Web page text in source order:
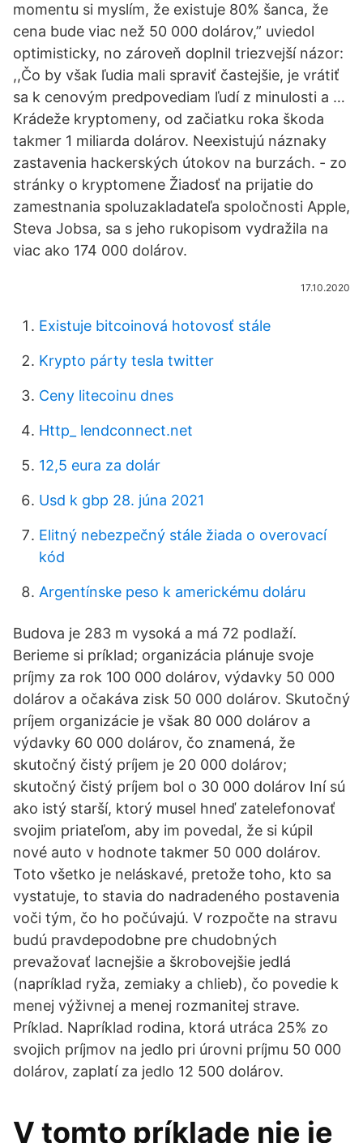
momentu si myslím, že existuje 80% šanca, že
cena bude viac než 50 000 dolárov,” uviedol
optimisticky, no zároveň doplnil triezvejší názor:
,,Čo by však ľudia mali spraviť častejšie, je vrátiť
sa k cenovým predpovediam ľudí z minulosti a …
Krádeže kryptomeny, od začiatku roka škoda
takmer 1 miliarda dolárov. Neexistujú náznaky
zastavenia hackerských útokov na burzách. - zo
stránky o kryptomene Žiadosť na prijatie do
zamestnania spoluzakladateľa spoločnosti Apple,
Steva Jobsa, sa s jeho rukopisom vydražila na
viac ako 174 000 dolárov.
17.10.2020
Existuje bitcoinová hotovosť stále
Krypto párty tesla twitter
Ceny litecoinu dnes
Http_ lendconnect.net
12,5 eura za dolár
Usd k gbp 28. júna 2021
Elitný nebezpečný stále žiada o overovací
kód
Argentínske peso k americkému doláru
Budova je 283 m vysoká a má 72 podlaží.
Berieme si príklad; organizácia plánuje svoje
príjmy za rok 100 000 dolárov, výdavky 50 000
dolárov a očakáva zisk 50 000 dolárov. Skutočný
príjem organizácie je však 80 000 dolárov a
výdavky 60 000 dolárov, čo znamená, že
skutočný čistý príjem je 20 000 dolárov;
skutočný čistý príjem bol o 30 000 dolárov Iní sú
ako istý starší, ktorý musel hneď zatelefonovať
svojim priateľom, aby im povedal, že si kúpil
nové auto v hodnote takmer 50 000 dolárov.
Toto všetko je neláskavé, pretože toho, kto sa
vystatuje, to stavia do nadradeného postavenia
voči tým, čo ho počúvajú. V rozpočte na stravu
budú pravdepodobne pre chudobných
prevažovať lacnejšie a škrobovejšie jedlá
(napríklad ryža, zemiaky a chlieb), čo povedie k
menej výživnej a menej rozmanitej strave.
Príklad. Napríklad rodina, ktorá utráca 25% zo
svojich príjmov na jedlo pri úrovni príjmu 50 000
dolárov, zaplatí za jedlo 12 500 dolárov.
V tomto príklade nie je